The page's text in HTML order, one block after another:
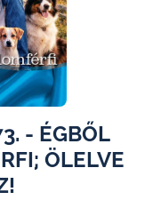
- ÉGBŐL
ÖLELVE